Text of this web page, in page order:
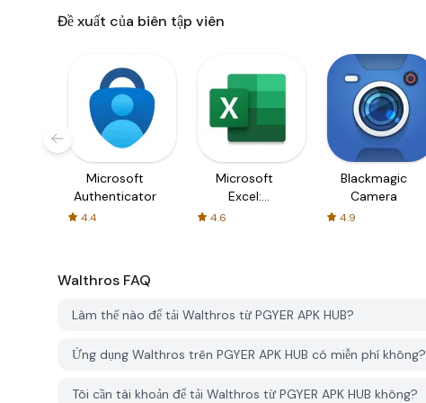
Đề xuất của biên tập viên
Microsoft
Authenticator
4.4
Microsoft
Excel:
Spreadsheets
4.6
Blackmagic
Camera
4.9
Walthros FAQ
Làm thế nào để tải Walthros từ PGYER APK HUB?
Ứng dụng Walthros trên PGYER APK HUB có miễn phí không?
Tôi cần tài khoản để tải Walthros từ PGYER APK HUB không?